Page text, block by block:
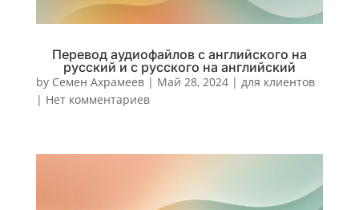
Перевод аудиофайлов с английского на
русский и с русского на английский
by Семен Ахрамеев| Май 28, 2024| для клиентов
| Нет комментариев